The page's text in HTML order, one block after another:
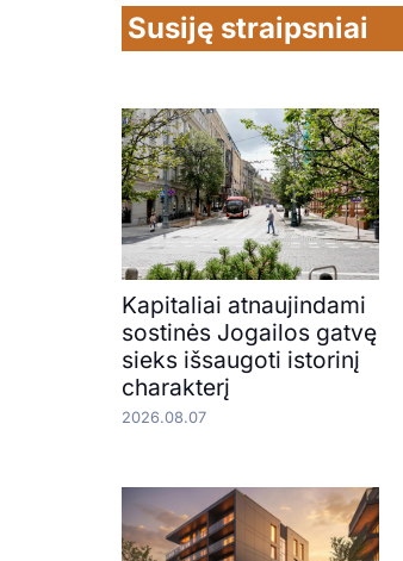
Susiję straipsniai
Kapitaliai atnaujindami
sostinės Jogailos gatvę
sieks išsaugoti istorinį
charakterį
2026.08.07